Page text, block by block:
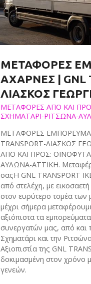
ΜΕΤΑΦΟΡΕΣ
ΑΧΑΡΝΕΣ | GNL
ΛΙΑΣΚΟΣ
ΜΕΤΑΦΟΡΕΣ ΑΠΟ ΚΑΙ
ΣΧΗΜΑΤΑΡΙ-ΡΙΤΣΩΝΑ-
ΜΕΤΑΦΟΡΕΣ
TRANSPORT-ΛΙΑΣΚΟΣ
ΑΠΟ ΚΑΙ ΠΡΟΣ:
ΑΥΛΩΝΑ-ΑΤΤΙΚΗ.
σαςΗ GNL TRANSPORT
από στελέχη, με
στον ευρύτερο τομέα
μέχρι σήμερα
αξιόπιστα τα
συνεργατών μας, από και
Σχηματάρι και την
Αξιοπιστία της GNL
δοκιμασμένη στον χρόνο
γενεών.